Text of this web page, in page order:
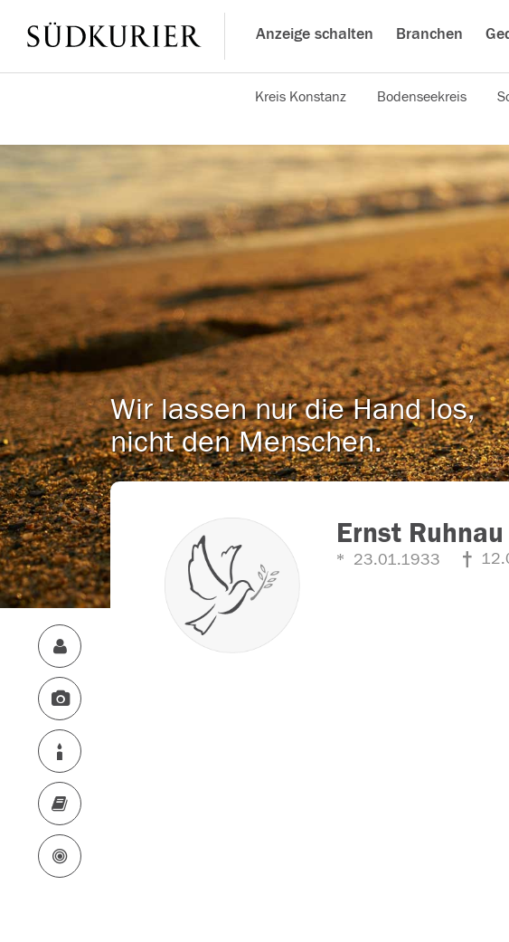
Anzeige schalten Branchen
Kreis Konstanz Bodenseekreis
Wir lassen nur die Hand los,
nicht den Menschen.
Ernst Ruhnau
23.01.1933